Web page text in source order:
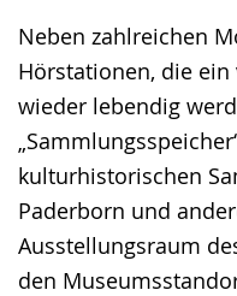
Neben zahlreichen
Hörstationen, die
wieder lebendig
kulturhistorischen
Paderborn und
Ausstellungsraum
den